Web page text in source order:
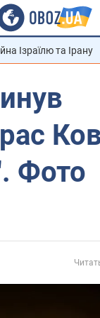
Ізраїлю та Ірану
Фото